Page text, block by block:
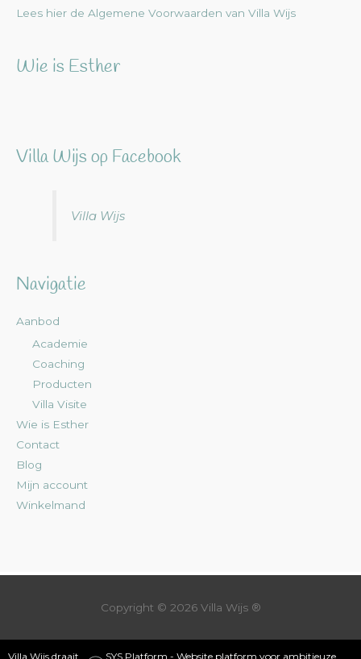
Lees hier de Algemene Voorwaarden van Villa Wijs
Wie is Esther
Villa Wijs op Facebook
Villa Wijs
Navigatie
Aanbod
Academie
Coaching
Producten
Villa Visite
Wie is Esther
Contact
Blog
Mijn account
Winkelmand
Copyright © 2026 Villa Wijs®
Villa Wijs draait SYS Platform - Website platform voor ambitieuze